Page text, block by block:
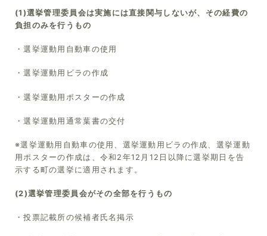
(1)選挙管理委員会は実施には直接関与しないが、その経費の
負担のみを行うもの
・選挙運動用自動車の使用
・選挙運動用ビラの作成
・選挙運動用ポスターの作成
・選挙運動用通常葉書の交付
※選挙運動用自動車の使用、選挙運動用ビラの作成、選挙運動
用ポスターの作成は、令和2年12月12日以降に選挙期日を告
示する町の選挙に適用されます。
(2)選挙管理委員会がその全部を行うもの
・投票記載所の候補者氏名掲示